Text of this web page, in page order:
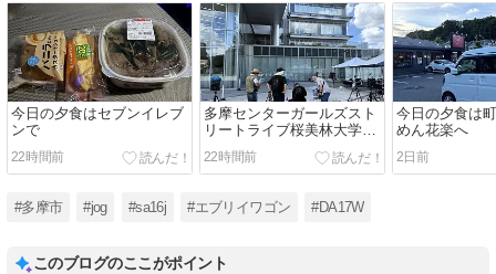
今日の夕食はセブンイレブ
ンで
22時間前
多摩センターガールズスト
リートライブ桜美林大学
TAMA祭
22時間前
今日の夕食は
めん花楽へ
2日前
#多摩市 #jog #sa16j #エブリイワゴン #DA17W
このブログのここがポイント